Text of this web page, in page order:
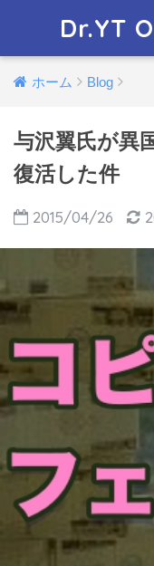
Dr.YT
ホーム Blog
与沢翼氏が異
復活した件
2015/04/26